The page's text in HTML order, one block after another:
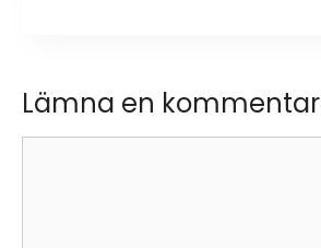
Lämna en kommentar